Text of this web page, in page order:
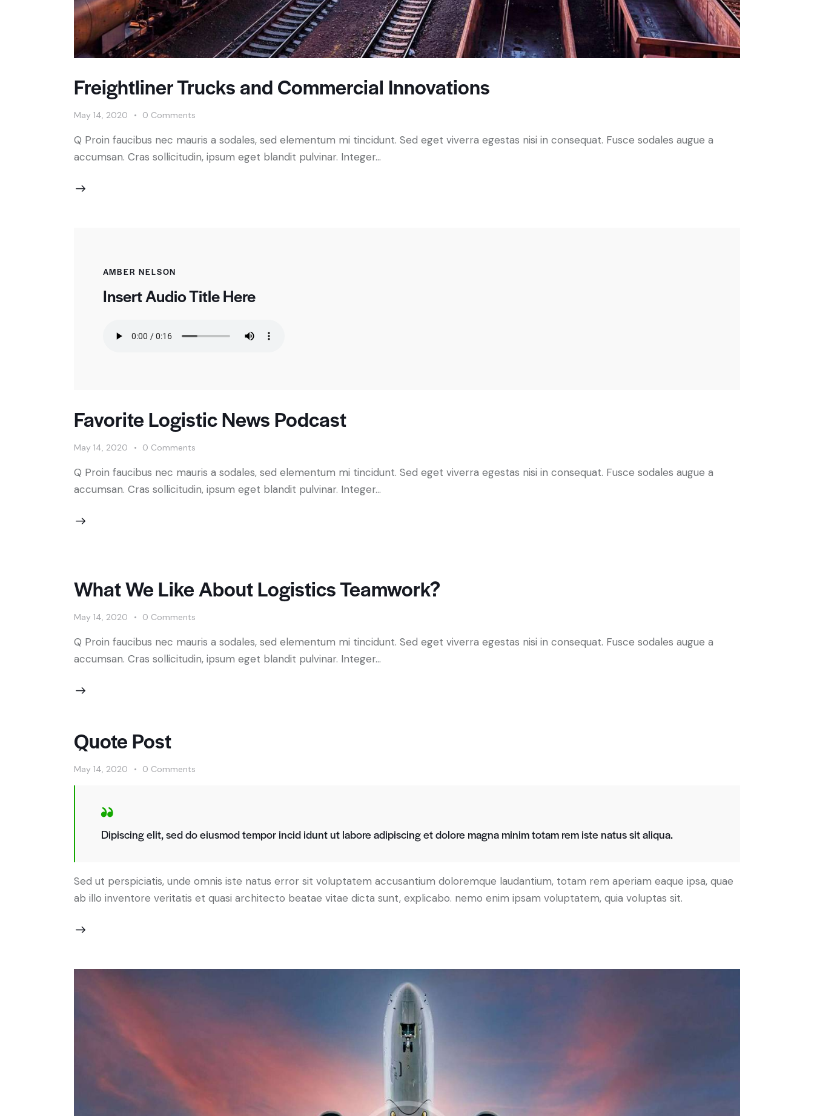
Freightliner Trucks and Commercial Innovations
May 14, 2020 0 Comments
Q Proin faucibus nec mauris a sodales, sed elementum mi tincidunt. Sed eget viverra egestas nisi in consequat. Fusce sodales augue a
accumsan. Cras sollicitudin, ipsum eget blandit pulvinar. Integer…
AMBER NELSON
Insert Audio Title Here
Favorite Logistic News Podcast
May 14, 2020 0 Comments
Q Proin faucibus nec mauris a sodales, sed elementum mi tincidunt. Sed eget viverra egestas nisi in consequat. Fusce sodales augue a
accumsan. Cras sollicitudin, ipsum eget blandit pulvinar. Integer…
What We Like About Logistics Teamwork?
May 14, 2020 0 Comments
Q Proin faucibus nec mauris a sodales, sed elementum mi tincidunt. Sed eget viverra egestas nisi in consequat. Fusce sodales augue a
accumsan. Cras sollicitudin, ipsum eget blandit pulvinar. Integer…
Quote Post
May 14, 2020 0 Comments
Dipiscing elit, sed do eiusmod tempor incid idunt ut labore adipiscing et dolore magna minim totam rem iste natus sit aliqua.
Sed ut perspiciatis, unde omnis iste natus error sit voluptatem accusantium doloremque laudantium, totam rem aperiam eaque ipsa, quae
ab illo inventore veritatis et quasi architecto beatae vitae dicta sunt, explicabo. nemo enim ipsam voluptatem, quia voluptas sit.